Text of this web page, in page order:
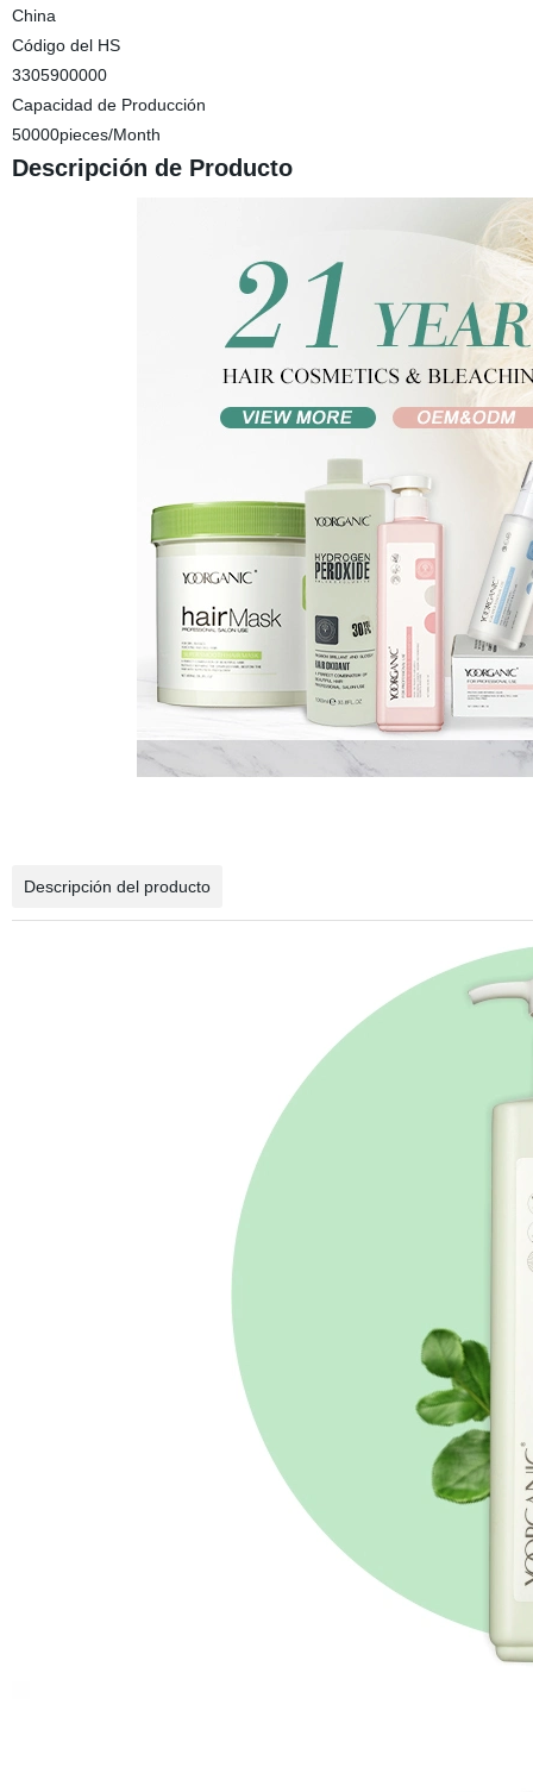
China
Código del HS
3305900000
Capacidad de Producción
50000pieces/Month
Descripción de Producto
Descripción del producto